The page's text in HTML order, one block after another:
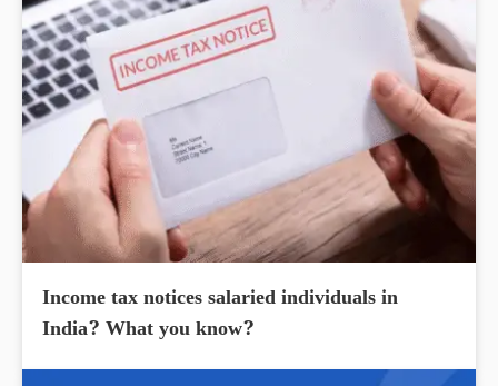
Income tax notices salaried individuals in
India? What you know?